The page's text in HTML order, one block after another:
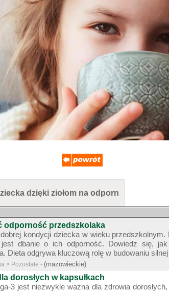
dzięki ziołom na odporn
odporność przedszkolaka
kondycji dziecka w wieku
dbanie o ich odporność. Dowiedz się,
Dieta odgrywa kluczową rolę w budowaniu
> Pozostałe - (mazowieckie)
dorosłych w kapsułkach
3 jest niezwykle ważna dla zdrowia